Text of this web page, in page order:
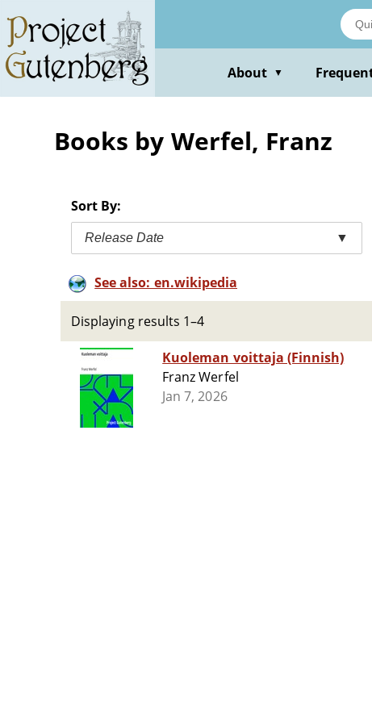
main
content
About ▼
Books by Werfel, Franz
Sort By:
Release Date ▼
See also: en.wikipedia
Displaying results 1–4
Kuoleman voittaja (Finnish)
Franz Werfel
Jan 7, 2026